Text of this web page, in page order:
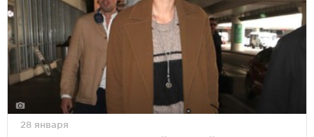
28 января